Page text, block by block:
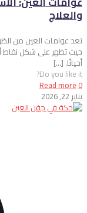
والعلاج
تعد عوامات العين من
حيث تظهر على شكل نقاط
أحيانًا. […]
Do you like it?
0
Read more
يناير 22, 2026